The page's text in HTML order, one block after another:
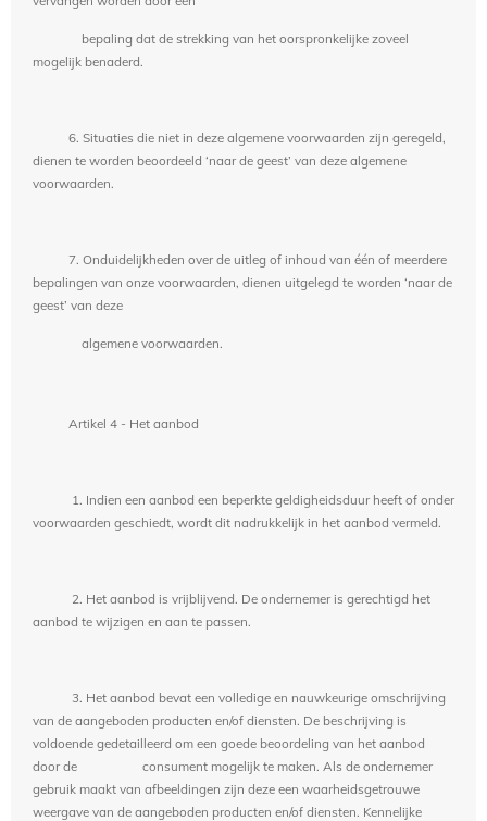
bepaling dat de strekking van het oorspronkelijke zoveel
mogelijk benaderd.
6. Situaties die niet in deze algemene voorwaarden zijn geregeld,
dienen te worden beoordeeld ‘naar de geest’ van deze algemene
voorwaarden.
7. Onduidelijkheden over de uitleg of inhoud van één of meerdere
bepalingen van onze voorwaarden, dienen uitgelegd te worden ‘naar de
geest’ van deze
algemene voorwaarden.
Artikel 4 - Het aanbod
1. Indien een aanbod een beperkte geldigheidsduur heeft of onder
voorwaarden geschiedt, wordt dit nadrukkelijk in het aanbod vermeld.
2. Het aanbod is vrijblijvend. De ondernemer is gerechtigd het
aanbod te wijzigen en aan te passen.
3. Het aanbod bevat een volledige en nauwkeurige omschrijving
van de aangeboden producten en/of diensten. De beschrijving is
voldoende gedetailleerd om een goede beoordeling van het aanbod
door de consument mogelijk te maken. Als de ondernemer
gebruik maakt van afbeeldingen zijn deze een waarheidsgetrouwe
weergave van de aangeboden producten en/of diensten. Kennelijke